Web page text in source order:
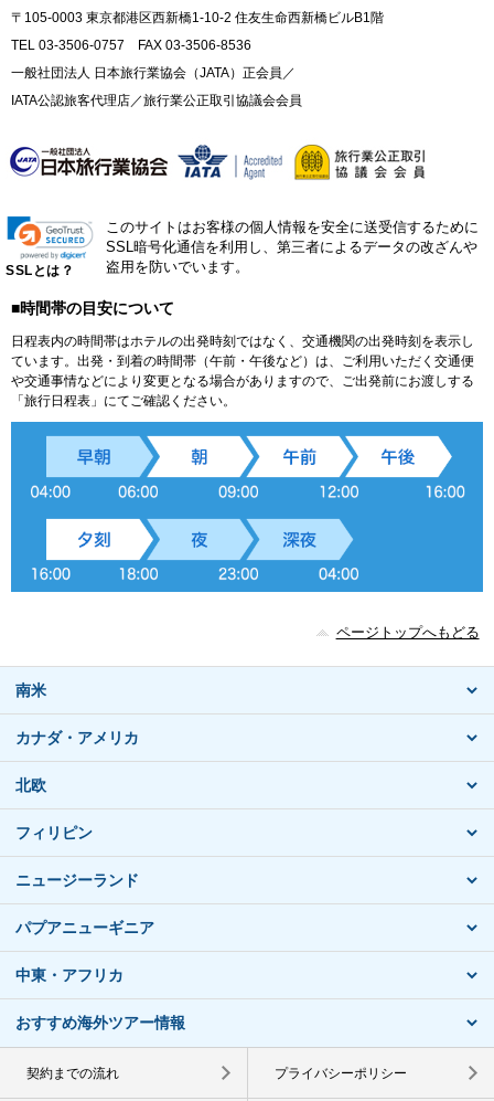
〒105-0003 東京都港区西新橋1-10-2 住友生命西新橋ビルB1階
TEL 03-3506-0757 FAX 03-3506-8536
一般社団法人 日本旅行業協会（JATA）正会員／
IATA公認旅客代理店／旅行業公正取引協議会会員
SSLとは？
このサイトはお客様の個人情報を安全に送受信するために
SSL暗号化通信を利用し、第三者によるデータの改ざんや
盗用を防いでいます。
■時間帯の目安について
日程表内の時間帯はホテルの出発時刻ではなく、交通機関の出発時刻を表示し
ています。出発・到着の時間帯（午前・午後など）は、ご利用いただく交通便
や交通事情などにより変更となる場合がありますので、ご出発前にお渡しする
「旅行日程表」にてご確認ください。
ページトップへもどる
南米
カナダ・アメリカ
北欧
フィリピン
ニュージーランド
パプアニューギニア
中東・アフリカ
おすすめ海外ツアー情報
契約までの流れ プライバシーポリシー